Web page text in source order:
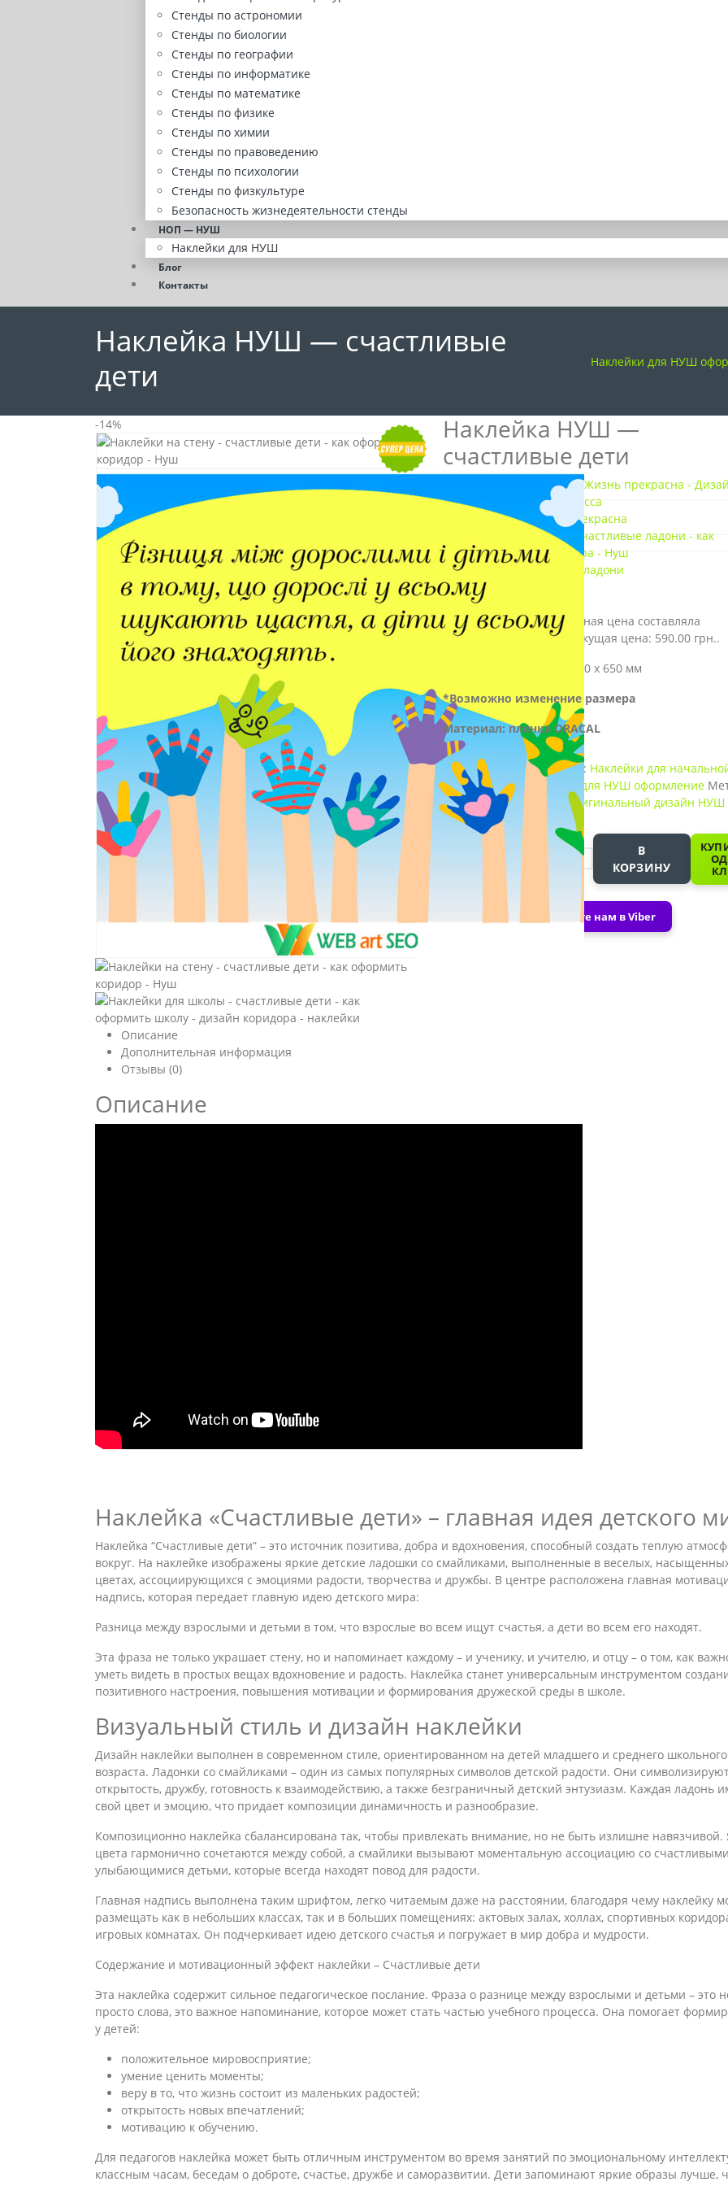
Стенды по астрономии
Стенды по биологии
Стенды по географии
Стенды по информатике
Стенды по математике
Стенды по физике
Стенды по химии
Стенды по правоведению
Стенды по психологии
Стенды по физкультуре
Безопасность жизнедеятельности стенды
НОП — НУШ
Наклейки для НУШ
Блог
Контакты
Наклейка НУШ — счастливые
дети
Наклейки для НУШ
-14%
Наклейка НУШ —
счастливые дети
Наклейка НУШ жизнь прекрасна
Наклейка — счастливые ладони
0out of 5
( Отзывов пока нет. )
690.00грн. Первоначальная цена составляла
690.00 грн..
грн.
Текущая цена: 590.00 грн..
1300 x 650 мм
*Возможно изменение размера
Материал: пленка ORACAL
Артикул: Категории: Наклейки для
школы и ДОУ, Наклейки для НУШ оформление
Дети,НУШ наклейки Оригинальный дизайн НУШ
В
КОРЗИНУ
Напишите нам в Viber
Описание
Дополнительная информация
Отзывы (0)
Описание
Наклейка «Счастливые дети» – главная идея детского
Наклейка “Счастливые дети” – это источник позитива, добра и вдохновения, способный создать теплую
вокруг. На наклейке изображены яркие детские ладошки со смайликами, выполненные в веселых,
цветах, ассоциирующихся с эмоциями радости, творчества и дружбы. В центре расположена главная
надпись, которая передает главную идею детского мира:
Разница между взрослыми и детьми в том, что взрослые во всем ищут счастья, а дети во всем его находят.
Эта фраза не только украшает стену, но и напоминает каждому – и ученику, и учителю, и отцу – о том, как
уметь видеть в простых вещах вдохновение и радость. Наклейка станет универсальным инструментом
позитивного настроения, повышения мотивации и формирования дружеской среды в школе.
Визуальный стиль и дизайн наклейки
Дизайн наклейки выполнен в современном стиле, ориентированном на детей младшего и среднего школьного
возраста. Ладонки со смайликами – один из самых популярных символов детской радости. Они
открытость, дружбу, готовность к взаимодействию, а также безграничный детский энтузиазм. Каждая ладонь
свой цвет и эмоцию, что придает композиции динамичность и разнообразие.
Композиционно наклейка сбалансирована так, чтобы привлекать внимание, но не быть излишне навязчивой.
цвета гармонично сочетаются между собой, а смайлики вызывают моментальную ассоциацию со
улыбающимися детьми, которые всегда находят повод для радости.
Главная надпись выполнена таким шрифтом, легко читаемым даже на расстоянии, благодаря чему наклейку
размещать как в небольших классах, так и в больших помещениях: актовых залах, холлах, спортивных
игровых комнатах. Он подчеркивает идею детского счастья и погружает в мир добра и мудрости.
Содержание и мотивационный эффект наклейки – Счастливые дети
Эта наклейка содержит сильное педагогическое послание. Фраза о разнице между взрослыми и детьми – это
просто слова, это важное напоминание, которое может стать частью учебного процесса. Она помогает
у детей:
положительное мировосприятие;
умение ценить моменты;
веру в то, что жизнь состоит из маленьких радостей;
открытость новых впечатлений;
мотивацию к обучению.
Для педагогов наклейка может быть отличным инструментом во время занятий по эмоциональному
классным часам, беседам о доброте, счастье, дружбе и саморазвитии. Дети запоминают яркие образы лучше,